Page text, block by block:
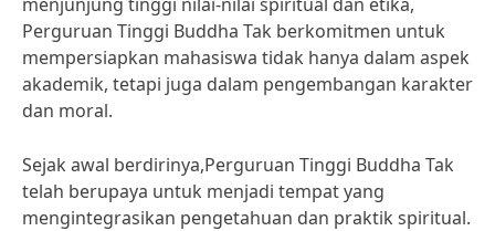
Perguruan Tinggi Buddha Tak berkomitmen untuk
mempersiapkan mahasiswa tidak hanya dalam aspek
akademik, tetapi juga dalam pengembangan karakter
dan moral.
Sejak awal berdirinya,Perguruan Tinggi Buddha Tak
telah berupaya untuk menjadi tempat yang
mengintegrasikan pengetahuan dan praktik spiritual.